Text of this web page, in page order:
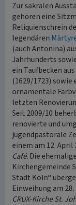
Zur sakralen
gehören eine
Reliquienschrein
legendären
(auch Antonina)
Jahrhunderts
ein Taufbecken
(1629/1723) sowie
ornamentale
letzten
Seit 2009/10
renovierte und
jugendpastorale
einem am 12.
Café. Die
Kirchengemeinde
Stadt Köln“
Einweihung am
CRUX-Kirche St.